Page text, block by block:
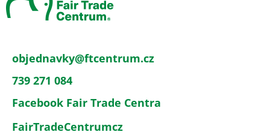
objednavky@ftcentrum.cz
739 271 084
Facebook Fair Trade Centra
FairTradeCentrumcz